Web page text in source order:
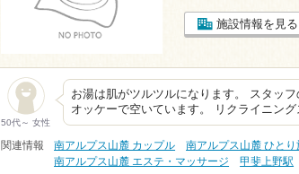
施設情報を見る
50代～ 女性
お湯は肌がツルツルになります。 スタッ
オッケーで空いています。 リクライニン
関連情報 南アルプス山麓 カップル 南アルプス山麓 ひと
南アルプス山麓 エステ・マッサージ
甲斐上野駅